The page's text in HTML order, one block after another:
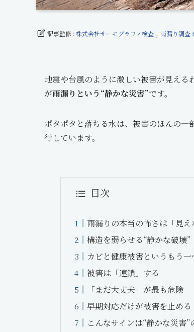
記事監修 :株式会社サーモグラフィ検査 ,雨漏り調査
地震や台風のように激しい被害が見える
が雨漏りという“静かな災害”です。
ポタポタと落ちる水は、被害のほんの
行しています。
目次
雨漏りの本当の怖さは「見え
構造を弱らせる“静かな破壊”
カビと健康被害というもう一
被害は「連鎖」する
「まだ大丈夫」が最も危険
早期対応だけが被害を止める
こんなサインは“静かな災害”